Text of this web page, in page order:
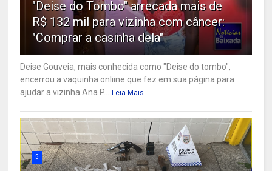
"Deise do Tombo" arrecada mais de
R$ 132 mil para vizinha com câncer:
"Comprar a casinha dela"
Deise Gouveia, mais conhecida como "Deise do tombo",
encerrou a vaquinha onliine que fez em sua página para
ajudar a vizinha Ana P...
Leia Mais
5